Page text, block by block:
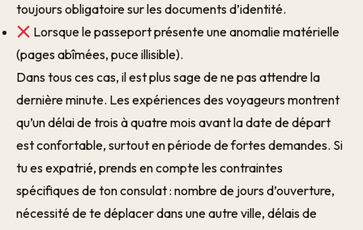
toujours obligatoire sur les documents d’identité.
Lorsque le passeport présente une anomalie matérielle
(pages abîmées, puce illisible).
Dans tous ces cas, il est plus sage de ne pas attendre la
dernière minute. Les expériences des voyageurs montrent
qu’un délai de trois à quatre mois avant la date de départ
est confortable, surtout en période de fortes demandes. Si
tu es expatrié, prends en compte les contraintes
spécifiques de ton consulat : nombre de jours d’ouverture,
nécessité de te déplacer dans une autre ville, délais de